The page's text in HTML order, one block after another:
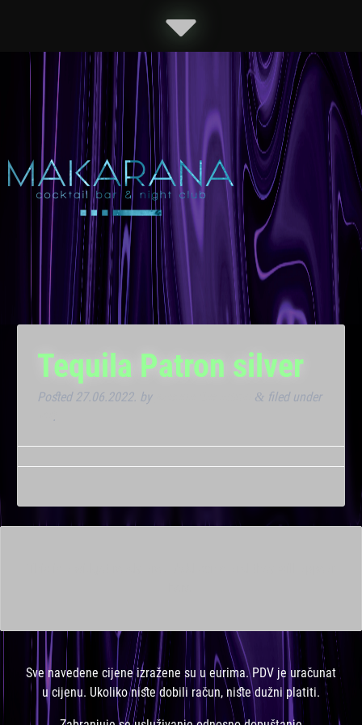
Tequila Patron silver
Posted 27.06.2022. by & filed under
.
Sve navedene cijene izražene su u eurima. PDV je uračunat
u cijenu. Ukoliko niste dobili račun, niste dužni platiti.